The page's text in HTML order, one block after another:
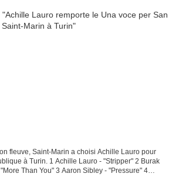
fleuve, Saint-Marin a choisi Achille Lauro pour
à Turin. 1 Achille Lauro - "Stripper" 2 Burak
Than You" 3 Aaron Sibley - "Pressure" 4